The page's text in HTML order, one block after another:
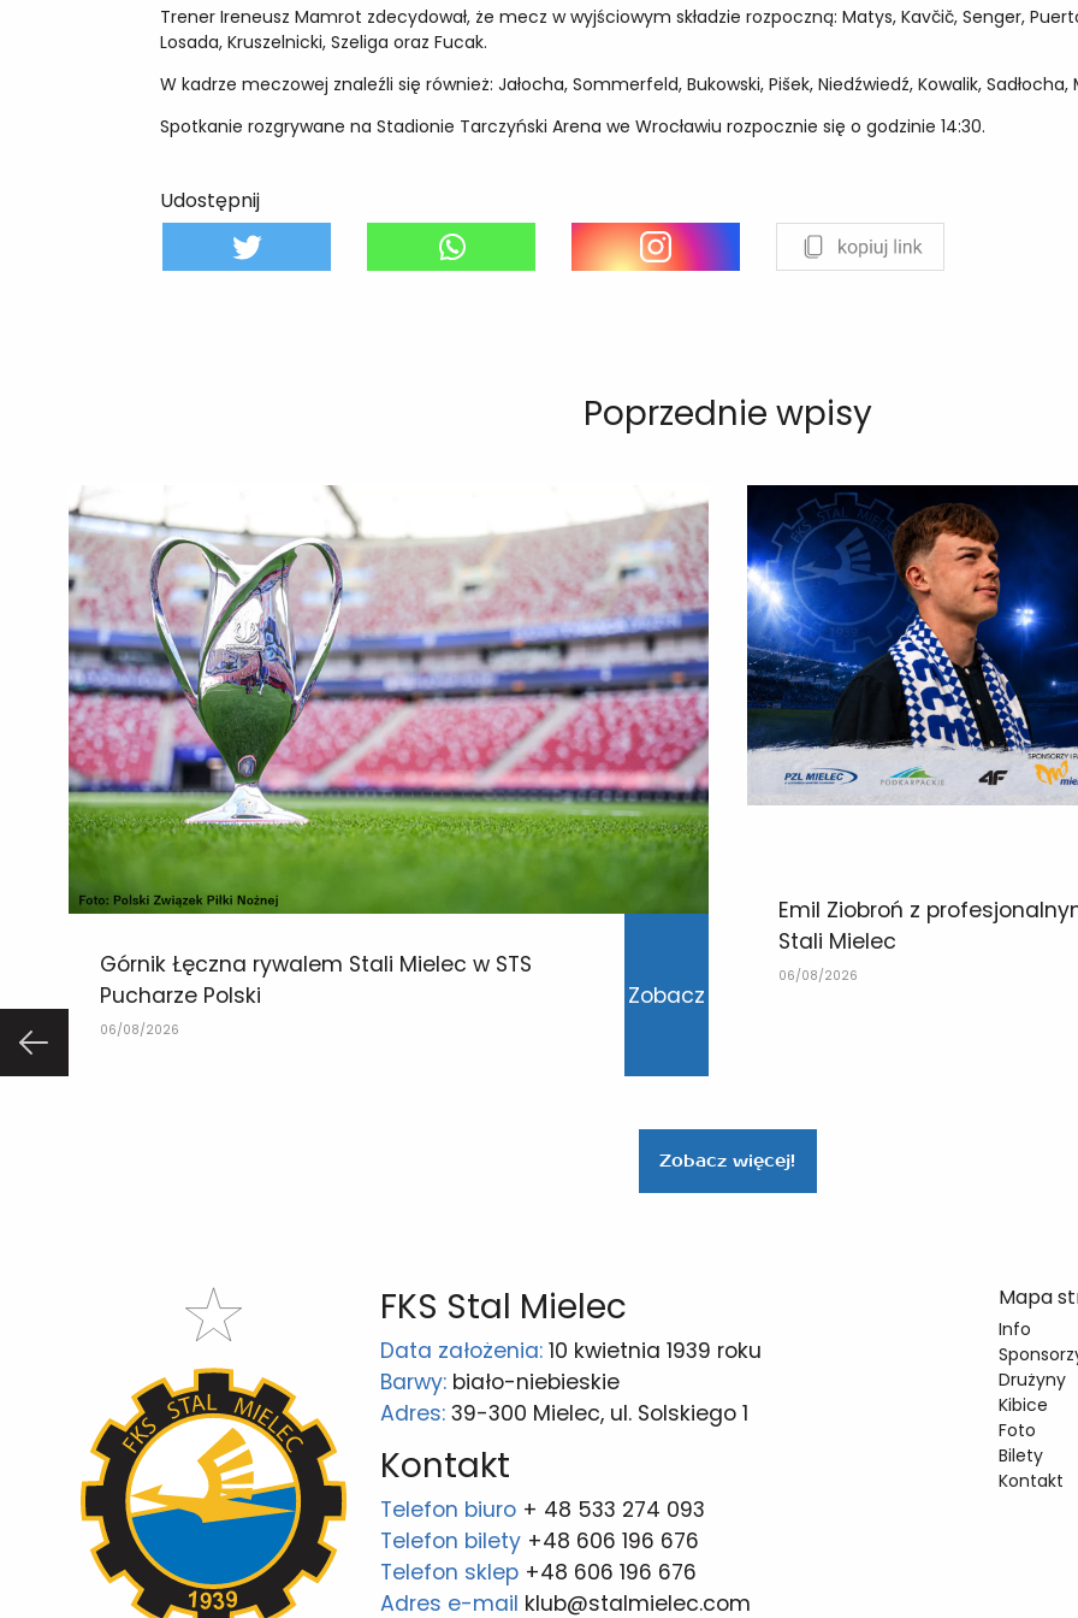
Trener Ireneusz Mamrot zdecydował, że mecz w wyjściowym składzie rozpoczną: Matys, Kavčič, Senger,
Losada, Kruszelnicki, Szeliga oraz Fucak.
W kadrze meczowej znaleźli się również: Jałocha, Sommerfeld, Bukowski, Pišek, Niedźwiedź, Kowalik,
Spotkanie rozgrywane na Stadionie Tarczyński Arena we Wrocławiu rozpocznie się o godzinie 14:30.
Udostępnij
Poprzednie wpisy
Górnik Łęczna rywalem Stali Mielec w STS
Pucharze Polski
06/08/2026
Zobacz
Emil Ziobroń z
Stali Mielec
06/08/2026
Zobacz więcej!
FKS Stal Mielec
Data założenia: 10 kwietnia 1939 roku
Barwy: biało-niebieskie
Adres: 39-300 Mielec, ul. Solskiego 1
Kontakt
Telefon biuro + 48 533 274 093
Telefon bilety +48 606 196 676
Telefon sklep +48 606 196 676
Adres e-mail klub@stalmielec.com
Mapa
Info
Drużyny
Kibice
Foto
Bilety
Kontakt